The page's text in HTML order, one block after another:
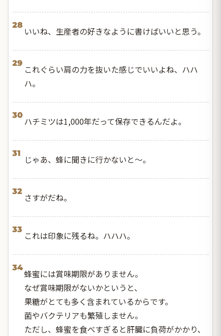
28
いいね、生産者の好きなように書けばいいと思う。
29
これぐらい肩の力を抜いた感じでいいよね、ハハ
ハ。
30
ハチミツは1,000年だって保存できるんだよ。
31
じゃあ、蜂に聞きに行かないと〜。
32
さすがだね。
33
これは印象に残るね。ハハハ。
34
蜂蜜には賞味期限がありません。
なぜ賞味期限がないかというと、
果糖がとても多く含まれているからです。
菌やバクテリアも繁殖しません。
ただし、蜂蜜を食べすぎると肝臓に負荷がかかり、